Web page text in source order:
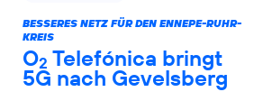
BESSERES NETZ FÜR DEN ENNEPE-RUHR-
KREIS
O2 Telefónica bringt
5G nach Gevelsberg